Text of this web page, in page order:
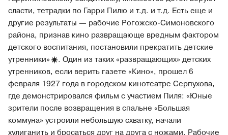
сласти, тетрадки по Гарри Пилю и т.д. и т.д. Есть еще и
другие результаты — рабочие Рогожско-Симоновского
района, признав кино развращающе вредным фактором
детского воспитания, постановили прекратить детские
утренники»
. Один из таких «развращающих» детских
утренников, если верить газете «Кино», прошел 6
февраля 1927 года в городском кинотеатре Серпухова,
где демонстрировался фильм с участием Пиля: «Юные
зрители после возвращения в спальне «Большая
коммуна» устроили небольшую схватку, начали
хулиганить и бросаться друг на друга с ножами. Рабочие